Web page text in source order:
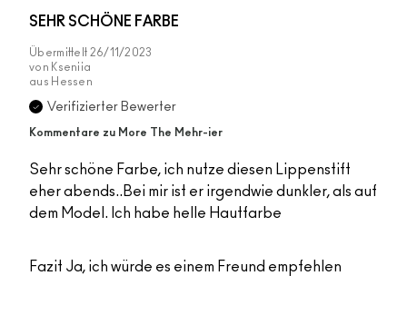
SEHR SCHÖNE FARBE
Übermittelt 26/11/2023
von Kseniia
aus Hessen
Verifizierter Bewerter
Kommentare zu More The Mehr-ier
Sehr schöne Farbe, ich nutze diesen Lippenstift
eher abends..Bei mir ist er irgendwie dunkler, als auf
dem Model. Ich habe helle Hautfarbe
Fazit Ja, ich würde es einem Freund empfehlen